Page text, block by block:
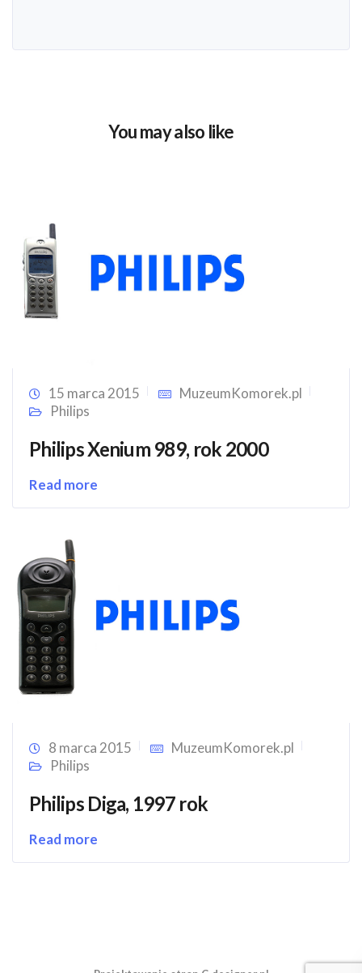
You may also like
15 marca 2015
MuzeumKomorek.pl
Philips
Philips Xenium 989, rok 2000
Read more
8 marca 2015
MuzeumKomorek.pl
Philips
Philips Diga, 1997 rok
Read more